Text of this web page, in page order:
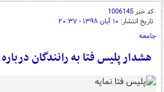
کد خبر1006145
تاریخ انتشار: ۱۰ آبان ۱۳۹۸ - ۲۰:۳۷
جامعه
هشدار پلیس فتا به رانندگان